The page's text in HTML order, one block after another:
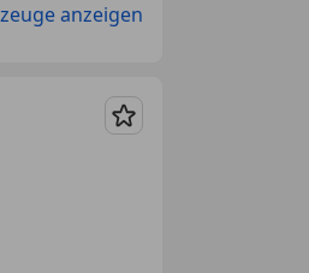
anzeigen
Merken